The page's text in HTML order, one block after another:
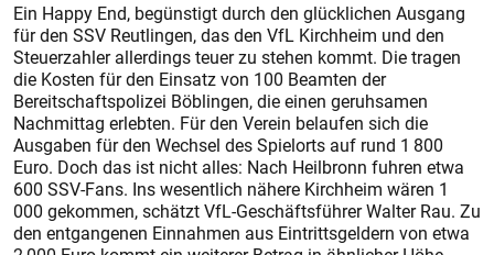
Ein Happy End, begünstigt durch den glücklichen Ausgang
für den SSV Reutlingen, das den VfL Kirchheim und den
Steuerzahler allerdings teuer zu stehen kommt. Die tragen
die Kosten für den Einsatz von 100 Beamten der
Bereitschaftspolizei Böblingen, die einen geruhsamen
Nachmittag erlebten. Für den Verein belaufen sich die
Ausgaben für den Wechsel des Spielorts auf rund 1 800
Euro. Doch das ist nicht alles: Nach Heilbronn fuhren etwa
600 SSV-Fans. Ins wesentlich nähere Kirchheim wären 1
000 gekommen, schätzt VfL-Geschäftsführer Walter Rau. Zu
den entgangenen Einnahmen aus Eintrittsgeldern von etwa